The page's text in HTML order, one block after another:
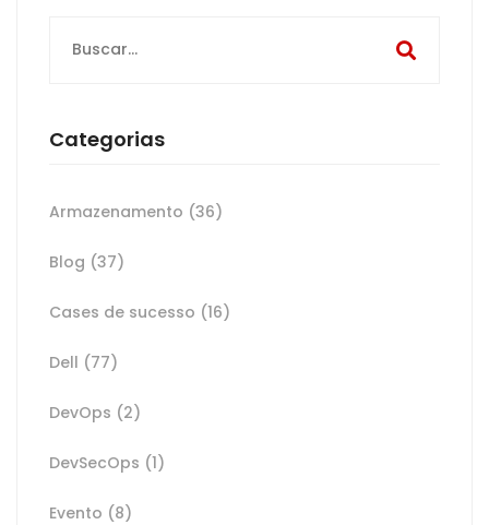
for:
Categorias
Armazenamento (36)
Blog (37)
Cases de sucesso (16)
Dell (77)
DevOps (2)
DevSecOps (1)
Evento (8)